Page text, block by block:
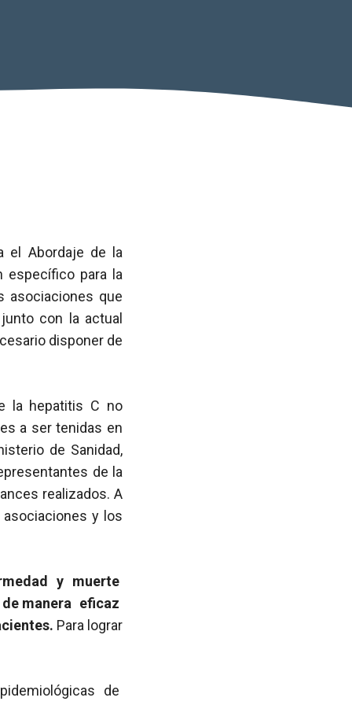
el Abordaje de la
específico para la
asociaciones que
con la actual
disponer de
la hepatitis C no
a ser tenidas en
de Sanidad,
de la
realizados. A
y los
y muerte
manera eficaz
Para lograr
de